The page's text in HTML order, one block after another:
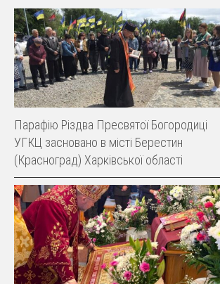
Парафію Різдва Пресвятої Богородиці
УГКЦ засновано в місті Берестин
(Красноград) Харківської області